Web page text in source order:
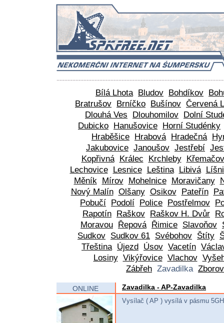
Bílá Lhota Bludov Bohdíkov
Bratrušov Brníčko Bušínov Červená
Dlouhá Ves
Dlouhomilov Dolní
Dubicko Hanušovice Horní Studénky
Hraběšice Hrabová Hradečná
Jakubovice Janoušov Jestřebí
Kopřivná
Králec Krchleby
Křemačov
Lechovice
Lesnice Leština Libivá
Měník
Mírov Mohelnice Moravičany
Nový Malín Olšany Osikov Pateřín
Pobučí Podolí Police Postřelmov
Rapotín Raškov Raškov H. Dvůr
Moravou Řepová Řimice Slavoňov
Sudkov Sudkov 61 Svébohov Štíty
Třeština Újezd Úsov Vacetín
Losiny Vikýřovice Vlachov
Zábřeh Zavadilka Zborov
ONLINE Zavadilka - AP-Zavadilka
Vysílač ( AP ) vysílá v pásmu